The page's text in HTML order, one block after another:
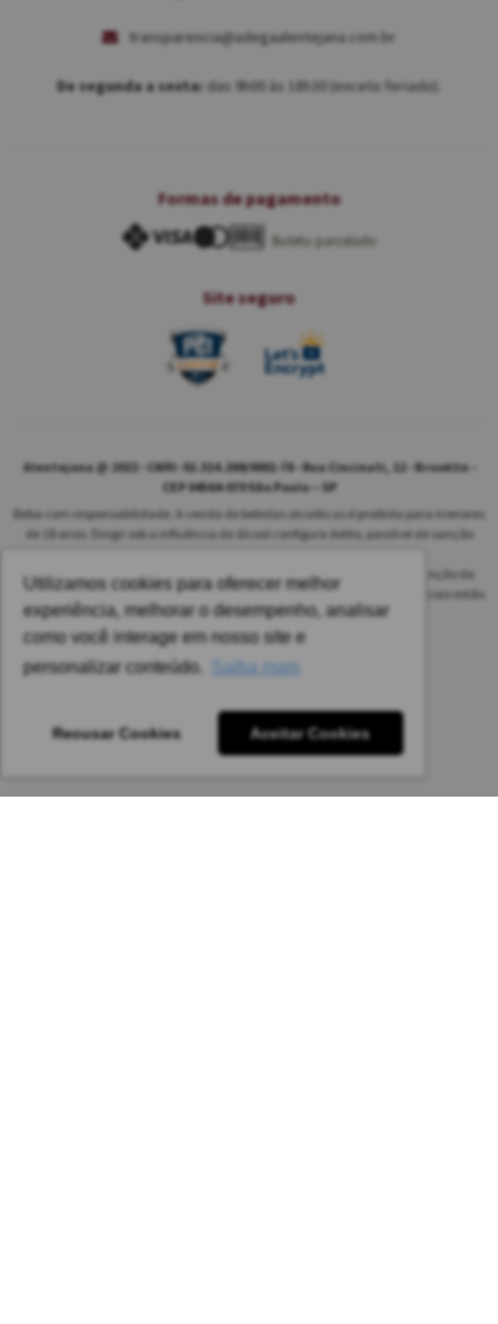
Utilizamos cookies para oferecer melhor
experiência, melhorar o desempenho, analisar
como você interage em nosso site e
personalizar conteúdo.
Saiba mais
Recusar Cookies Aceitar Cookies
transparencia@adegaalentejana.com.br
De segunda a sexta: das 9h00 às 18h30 (exceto feriado).
Formas de pagamento
Boleto parcelado
Site seguro
Alentejana @ 2022 - CNPJ: 02.314.269/0001-78 - Rua Cincinati, 12 - Brooklin -
CEP 04564-070 São Paulo – SP
Beba com responsabilidade. A venda de bebidas alcoólicas é proibida para menores
de 18 anos. Dirigir sob a influência de álcool configura delito, passível de sanção
As safras dos vinhos poderão ser diferentes das informadas no site em função da
disponibilidade do nosso estoque. Alteração de preços e condições comerciais estão
sujeitas a alteração sem aviso prévio.
Pedido mínimo: R$ 1.650,00 para todas as regiões.
Imagens meramente ilustrativas.